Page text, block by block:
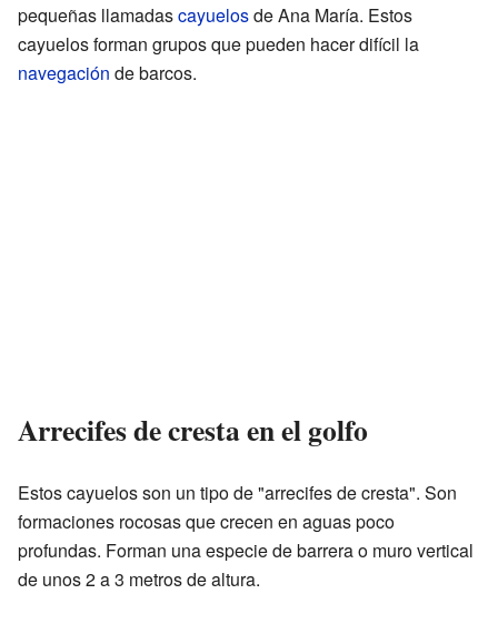
pequeñas llamadascayuelosde Ana María. Estos
cayuelos forman grupos que pueden hacer difícil la
navegación de barcos.
Arrecifes de cresta en el golfo
Estos cayuelos son un tipo de "arrecifes de cresta". Son
formaciones rocosas que crecen en aguas poco
profundas. Forman una especie de barrera o muro vertical
de unos 2 a 3 metros de altura.